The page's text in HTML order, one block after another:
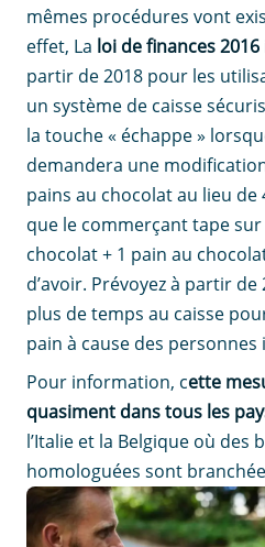
mêmes procédures vont
effet, La loi de finances 2016
partir de 2018 pour les
un système de caisse
la touche « échappe »
demandera une
pains au chocolat au lieu
que le commerçant tape sur
chocolat + 1 pain au
d’avoir. Prévoyez à partir
plus de temps au caisse
pain à cause des personnes
Pour information, cette
quasiment dans tous les
l’Italie et la Belgique où des
homologuées sont